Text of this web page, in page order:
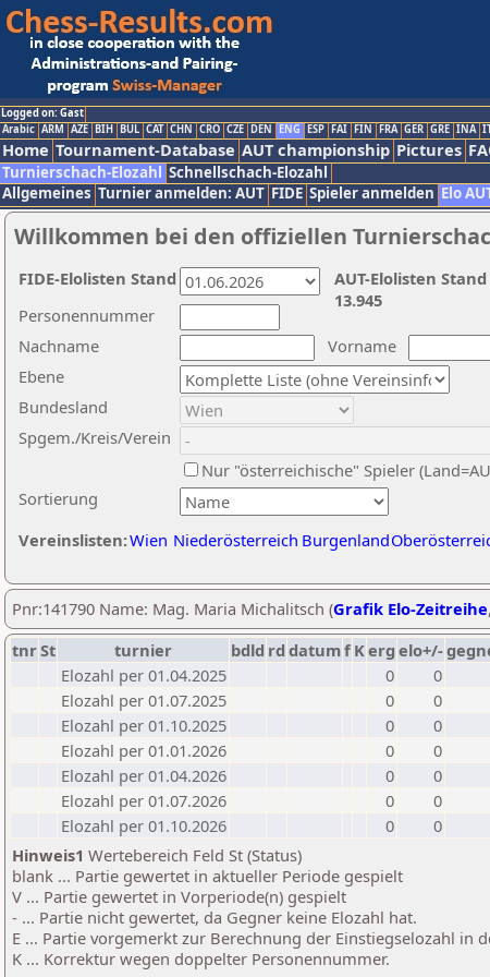
Logged on: Gast
Arabic ARM AZE BIH BUL CAT CHN CRO CZE DEN ENG ESP FAI FIN FRA GER GRE INA
Home Tournament-Database AUT championship Pictures
Turnierschach-Elozahl Schnellschach-Elozahl
Allgemeines Turnier anmelden: AUT FIDE Spieler anmelden Elo
Willkommen bei den offiziellen
Nachname
Vorname
Ebene
Sortierung
Personennummer
Bundesland
Spgem./Kreis/Verein
Nur "österreichische" Spieler
Vereinslisten:Wien Niederösterreich Burgenland
AUT-Elolisten
13.945
FIDE-Elolisten Stand
Pnr:141790 Name: Mag. Maria Michalitsch (Grafik Elo-Zeitreihe,
tnrSt turnier bdld rd datumf Kerg elo+/-
Elozahl per 01.04.2025
0
0
Elozahl per 01.07.2025
0
0
Elozahl per 01.10.2025
0
0
Elozahl per 01.01.2026
0
0
Elozahl per 01.04.2026
0
0
Elozahl per 01.07.2026
0
0
Elozahl per 01.10.2026
0
0
Hinweis1 Wertebereich Feld St (Status)
blank ... Partie gewertet in aktueller Periode gespielt
V ... Partie gewertet in Vorperiode(n) gespielt
- ... Partie nicht gewertet, da Gegner keine Elozahl hat.
E ... Partie vorgemerkt zur Berechnung der Einstiegselozahl in
K ... Korrektur wegen doppelter Personennummer.